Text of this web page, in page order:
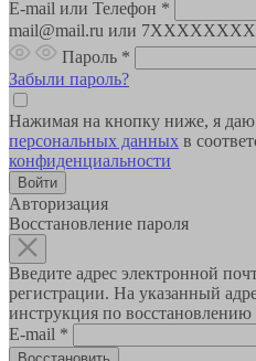
E-mail или Телефон *
mail@mail.ru или
Пароль *
Забыли пароль?
Нажимая на кнопку ниже, я даю
персональных данных в
конфиденциальности
Авторизация
Восстановление пароля
Введите адрес электронной
регистрации. На указанный
инструкция по восстановлению
E-mail *